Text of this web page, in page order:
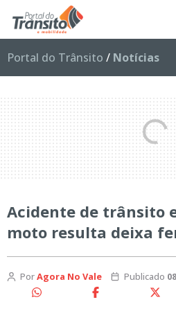
Portal do Trânsito / Notícias
Acidente de trânsito
moto resulta deixa
PorAgora No Vale Publicado